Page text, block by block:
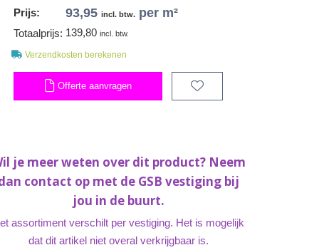
Prijs: 93,95 incl. btw. per m²
Totaalprijs: 139,80 incl. btw.
Verzendkosten berekenen
Offerte aanvragen
je meer weten over dit product? Neem
contact op met de GSB vestiging bij
jou in de buurt.
assortiment verschilt per vestiging. Het is mogelijk
dat dit artikel niet overal verkrijgbaar is.